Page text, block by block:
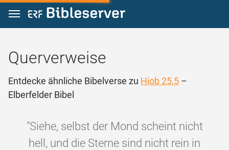
Zum Inhalt springen
Querverweise
Entdecke ähnliche Bibelverse zu Hiob 25,5 –
Elberfelder Bibel
"Siehe, selbst der Mond scheint nicht
hell, und die Sterne sind nicht rein in